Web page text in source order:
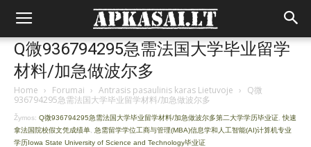
Q微936794295急需法国大学毕业留学
材料/加急做波尔多
Home › Forumai › Antrasis pasaulinis karas Lietuvoje › Q微
936794295急需法国大学毕业留学材料/加急做波尔多
Žymos: Q微936794295急需法国大学毕业留学材料/加急做波尔多第二大学学历毕业证 快速
拿法国院校假文凭成绩单 急需留学学位工商与管理(MBA)信息学和人工智能(AI)计算机专业
学历Iowa State University of Science and Technology毕业证